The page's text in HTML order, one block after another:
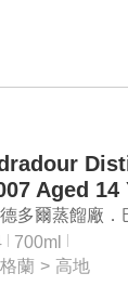
Aged
Malt
多爾蒸餾廠．
14年高地單
700ml
蘭 > 高地